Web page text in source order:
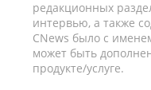
редакционных
интервью, а также
CNews было с
может быть
продукте/услуге.